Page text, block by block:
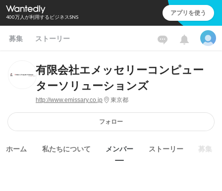
400万人が利用するビジネスSNS アプリを使う
募集 ストーリー
有限会社エメッセリーコンピュー
ターソリューションズ
http://www.emissary.co.jp 東京都
フォロー
ホーム 私たちについて メンバー ストーリー 募集